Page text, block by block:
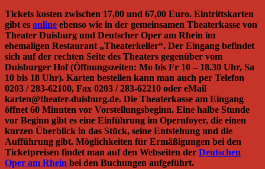
Tickets kosten zwischen 17,00 und 67,00 Euro. Eintrittskarten
gibt es online ebenso wie in der gemeinsamen Theaterkasse von
Theater Duisburg und Deutscher Oper am Rhein im
ehemaligen Restaurant „Theaterkeller“. Der Eingang befindet
sich auf der rechten Seite des Theaters gegenüber vom
Duisburger Hof (Öffnungszeiten: Mo bis Fr 10 – 18.30 Uhr, Sa
10 bis 18 Uhr). Karten bestellen kann man auch per Telefon
0203 / 283-62100, Fax 0203 / 283-62210 oder eMail
karten@theater-duisburg.de. Die Theaterkasse am Eingang
öffnet 60 Minuten vor Vorstellungsbeginn. Eine halbe Stunde
vor Beginn gibt es eine Einführung im Opernfoyer, die einen
kurzen Überblick in das Stück, seine Entstehung und die
Aufführung gibt. Möglichkeiten für Ermäßigungen bei den
Ticketpreisen findet man auf den Webseiten der Deutschen
Oper am Rhein bei den Buchungen aufgeführt.